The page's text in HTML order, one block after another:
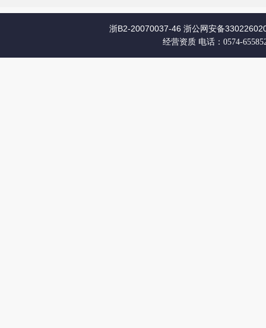
浙B2-20070037-46 浙公网安备
经营资质 电话：0574-